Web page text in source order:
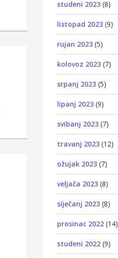
studeni 2023 (8)
listopad 2023 (9)
rujan 2023 (5)
kolovoz 2023 (7)
srpanj 2023 (5)
lipanj 2023 (9)
svibanj 2023 (7)
travanj 2023 (12)
ožujak 2023 (7)
veljača 2023 (8)
siječanj 2023 (8)
prosinac 2022 (14)
studeni 2022 (9)